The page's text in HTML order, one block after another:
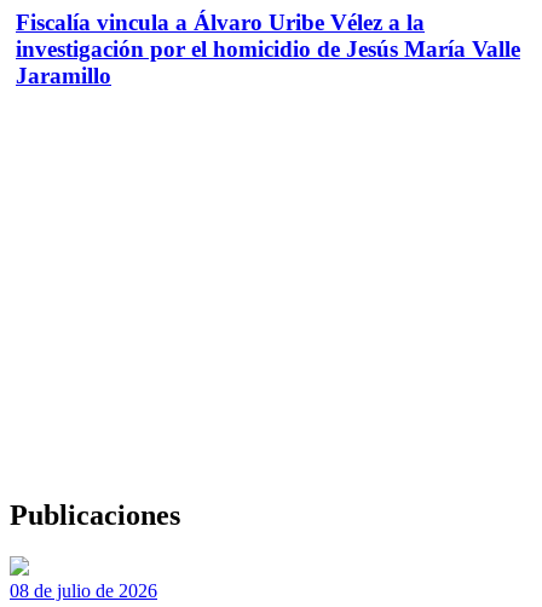
Fiscalía vincula a Álvaro Uribe Vélez a la
investigación por el homicidio de Jesús María Valle
Jaramillo
Publicaciones
08 de julio de 2026